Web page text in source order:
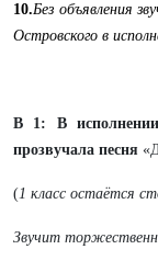
10.Без объявления
Островского в
В 1:
В
прозвучала песня
(1 класс остаётся
Звучит